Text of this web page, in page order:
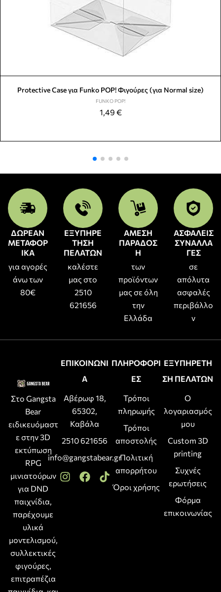
Protective Case για Funko POP! Φιγούρες (για Normal size)
FUNKO POP!
1,49 €
ΔΩΡΕΑΝ
ΜΕΤΑΦΟΡ
ΙΚΑ
για αγορές
άνω των
80€
ΕΞΥΠΗΡΕ
ΤΗΣΗ
ΠΕΛΑΤΩΝ
καλέστε
μας στο
2510
621656
ΑΜΕΣΗ
ΠΑΡΑΔΟΣ
Η
των
προϊόντων
μας σε όλη
την
Ελλάδα
ΑΣΦΑΛΕΙΣ
ΣΥΝΑΛΛΑ
ΓΕΣ
σε
απόλυτα
ασφαλές
περιβάλλο
ν
Στο Gangsta
Bear
ειδικευόμαστ
ε στην 3D
εκτύπωση
RPG
μινιατούρων
για DND
παιχνίδια,
παρέχουμε
υλικά
μοντελισμού,
συλλεκτικές
φιγούρες,
επιτραπέζια
ΕΠΙΚΟΙΝΩΝΙ
Α
Αβέρωφ 18,
65302,
Καβάλα
2510 621656
info@gangstabear.gr
ΠΛΗΡΟΦΟΡΙ
ΕΣ
Τρόποι
πληρωμής
Τρόποι
αποστολής
Πολιτική
απορρήτου
Όροι χρήσης
ΕΞΥΠΗΡΕΤΗ
ΣΗ ΠΕΛΑΤΩΝ
Ο
λογαριασμός
μου
Custom 3D
printing
Συχνές
ερωτήσεις
Φόρμα
επικοινωνίας